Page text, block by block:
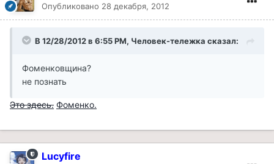
Опубликовано 28 декабря, 2012
В 12/28/2012 в 6:55 PM, Человек-тележка сказал:
Фоменковщина?
не познать
Это здесь. Фоменко.
Lucyfire